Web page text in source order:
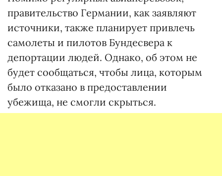
правительство Германии, как заявляют
источники, также планирует привлечь
самолеты и пилотов Бундесвера к
депортации людей. Однако, об этом не
будет сообщаться, чтобы лица, которым
было отказано в предоставлении
убежища, не смогли скрыться.